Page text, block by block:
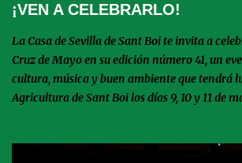
¡VEN A CELEBRARLO!
La Casa de Sevilla de Sant Boi te invita a
Cruz de Mayo en su edición número 41, un
cultura, música y buen ambiente que tendrá
Agricultura de Sant Boi los días 9, 10 y 11 de
ritmo y color. Además, el domingo será un día